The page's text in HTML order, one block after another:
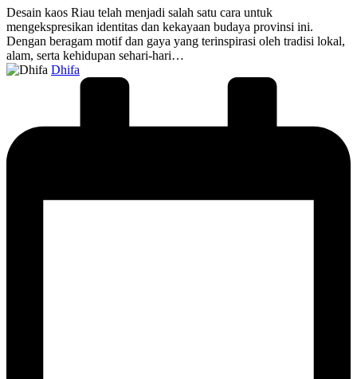
Desain kaos Riau telah menjadi salah satu cara untuk
mengekspresikan identitas dan kekayaan budaya provinsi ini.
Dengan beragam motif dan gaya yang terinspirasi oleh tradisi lokal,
alam, serta kehidupan sehari-hari…
Posted
Dhifa